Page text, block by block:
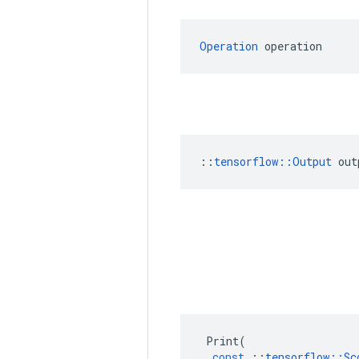
Operation operation
:: tensorflow::Output
Print(